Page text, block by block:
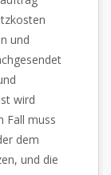
und
wird
Fall muss
dem
und die